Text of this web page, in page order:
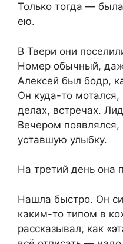
Только тогда —
ею.
В Твери они
Номер обычный,
Алексей был бодр,
Он куда-то мотался,
делах, встречах.
Вечером
уставшую улыбку.
На третий день она
Нашла быстро. Он
каким-то типом в
рассказывал, как